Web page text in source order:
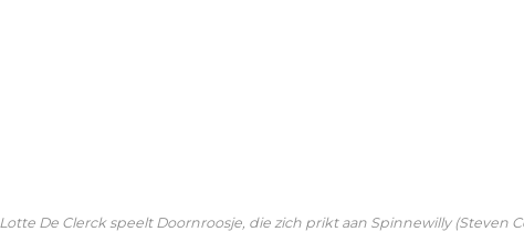
Lotte De Clerck speelt Doornroosje, die zich prikt aan Spinnewilly (Steven